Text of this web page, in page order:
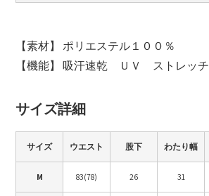
【素材】 ポリエステル１００％
【機能】 吸汗速乾 ＵＶ ストレッチ
サイズ詳細
サイズ ウエスト 股下 わたり幅
M 83(78) 26 31